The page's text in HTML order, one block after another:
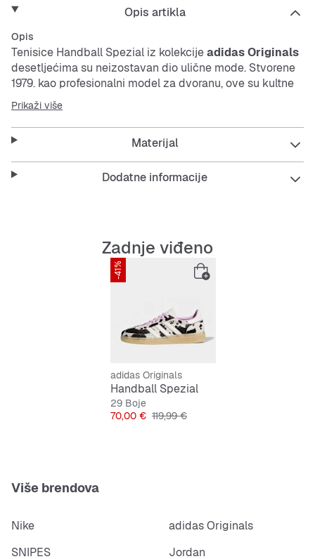
Opis artikla
Opis
Tenisice Handball Spezial iz kolekcijeadidas Originals
desetljećima su neizostavan dio ulične mode. Stvorene
1979. kao profesionalni model za dvoranu, ove su kultne
tenisice sada osvježene svijetlom paletom za moderan
stil.
Izrađene od prekrasne mekane brušene kože, ove
tenisice spajaju bezvremenski dizajn sa svakodnevnom
udobnošću. Tri crte od brušene kože i prepoznatljivi
Od opuštanja s prijateljima do isticanja na nekom
događaju, ove su tenisice vaš pravi izbor za ležerni stil.
Prikaži više
Materijal
Dodatne informacije
Zadnje viđeno
-41%
adidas Originals
Handball Spezial
29 Boje
Cijena
70,00 € Originalna cijena
119,99 €
Više brendova
Nike
adidas Originals
SNIPES
Jordan